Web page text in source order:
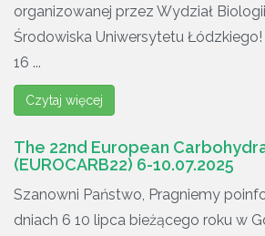
organizowanej przez Wydział
Środowiska Uniwersytetu Łódzkiego!
16 ...
Czytaj więcej
The 22nd European
(EUROCARB22) 6-10.07.2025
Szanowni Państwo, Pragniemy
dniach 6 10 lipca bieżącego roku w